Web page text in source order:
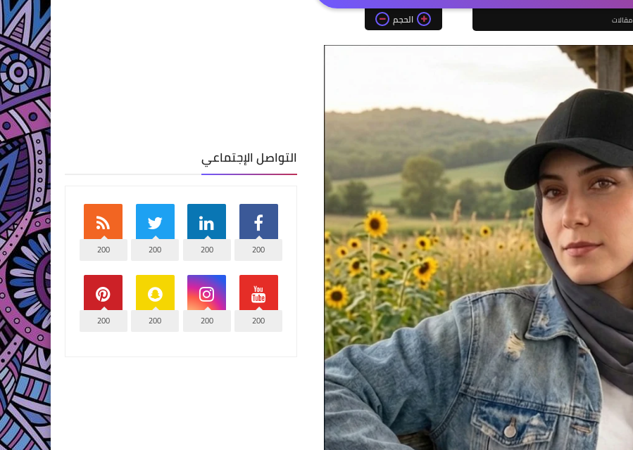
مقالات الحجم
التواصل الإجتماعي
200
200
200
200
200
200
200
200